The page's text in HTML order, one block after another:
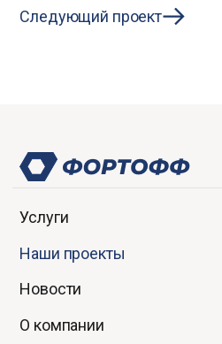
Следующий проект
Услуги
Наши проекты
Новости
О компании